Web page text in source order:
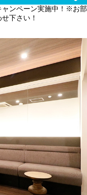
ャンペーン実施中！※お部
下さい！